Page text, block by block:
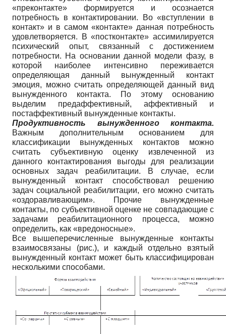
«преконтакте» формируется и осознается
потребность в контактировании. Во «вступлении в
контакт» и в самом «контакте» данная потребность
удовлетворяется. В «постконтакте» ассимилируется
психический опыт, связанный с достижением
потребности. На основании данной модели фазу, в
которой наиболее интенсивно переживается
определяющая данный вынужденный контакт
эмоция, можно считать определяющей данный вид
вынужденного контакта. По этому основанию
выделим предаффективный, аффективный и
постаффективный вынужденные контакты.
Продуктивность вынужденного контакта.
Важным дополнительным основанием для
классификации вынужденных контактов можно
считать субъективную оценку извлеченной из
данного контактирования выгоды для реализации
основных задач реабилитации. В случае, если
вынужденный контакт способствовал решению
задач социальной реабилитации, его можно считать
«оздоравливающим». Прочие вынужденные
контакты, по субъективной оценке не совпадающие с
задачами реабилитационного процесса, можно
определить, как «вредоносные».
Все вышеперечисленные вынужденные контакты
взаимосвязаны (рис.), и каждый отдельно взятый
вынужденный контакт может быть классифицирован
несколькими способами.